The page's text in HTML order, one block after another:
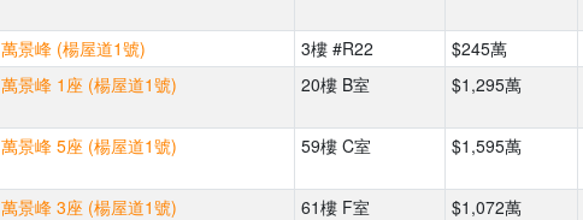
萬景峰 (楊屋道1號) 3樓 #R22 $245萬
萬景峰 1座 (楊屋道1號) 20樓 B室 $1,295萬
萬景峰 5座 (楊屋道1號) 59樓 C室 $1,595萬
萬景峰 3座 (楊屋道1號) 61樓 F室 $1,072萬